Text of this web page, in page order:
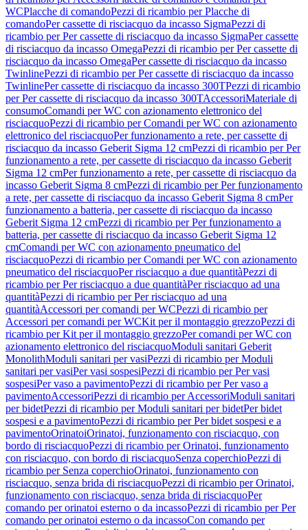
WCPlacche di comandoPezzi di ricambio per Placche di
comandoPer cassette di risciacquo da incasso SigmaPezzi di
ricambio per Per cassette di risciacquo da incasso SigmaPer cassette
di risciacquo da incasso OmegaPezzi di ricambio per Per cassette di
risciacquo da incasso OmegaPer cassette di risciacquo da incasso
TwinlinePezzi di ricambio per Per cassette di risciacquo da incasso
TwinlinePer cassette di risciacquo da incasso 300TPezzi di ricambio
per Per cassette di risciacquo da incasso 300TAccessoriMateriale di
consumoComandi per WC con azionamento elettronico del
risciacquoPezzi di ricambio per Comandi per WC con azionamento
elettronico del risciacquoPer funzionamento a rete, per cassette di
risciacquo da incasso Geberit Sigma 12 cmPezzi di ricambio per Per
funzionamento a rete, per cassette di risciacquo da incasso Geberit
Sigma 12 cmPer funzionamento a rete, per cassette di risciacquo da
incasso Geberit Sigma 8 cmPezzi di ricambio per Per funzionamento
a rete, per cassette di risciacquo da incasso Geberit Sigma 8 cmPer
funzionamento a batteria, per cassette di risciacquo da incasso
Geberit Sigma 12 cmPezzi di ricambio per Per funzionamento a
batteria, per cassette di risciacquo da incasso Geberit Sigma 12
cmComandi per WC con azionamento pneumatico del
risciacquoPezzi di ricambio per Comandi per WC con azionamento
pneumatico del risciacquoPer risciacquo a due quantitàPezzi di
ricambio per Per risciacquo a due quantitàPer risciacquo ad una
quantitàPezzi di ricambio per Per risciacquo ad una
quantitàAccessori per comandi per WCPezzi di ricambio per
Accessori per comandi per WCKit per il montaggio grezzoPezzi di
ricambio per Kit per il montaggio grezzoPer comandi per WC con
azionamento elettronico del risciacquoModuli sanitari Geberit
MonolithModuli sanitari per vasiPezzi di ricambio per Moduli
sanitari per vasiPer vasi sospesiPezzi di ricambio per Per vasi
sospesiPer vaso a pavimentoPezzi di ricambio per Per vaso a
pavimentoAccessoriPezzi di ricambio per AccessoriModuli sanitari
per bidetPezzi di ricambio per Moduli sanitari per bidetPer bidet
sospesi e a pavimentoPezzi di ricambio per Per bidet sospesi e a
pavimentoOrinatoiOrinatoi, funzionamento con risciacquo, con
bordo di risciacquoPezzi di ricambio per Orinatoi, funzionamento
con risciacquo, con bordo di risciacquoSenza coperchioPezzi di
ricambio per Senza coperchioOrinatoi, funzionamento con
risciacquo, senza brida di risciacquoPezzi di ricambio per Orinatoi,
funzionamento con risciacquo, senza brida di risciacquoPer
comando per orinatoi esterno o da incassoPezzi di ricambio per Per
comando per orinatoi esterno o da incassoCon comando per